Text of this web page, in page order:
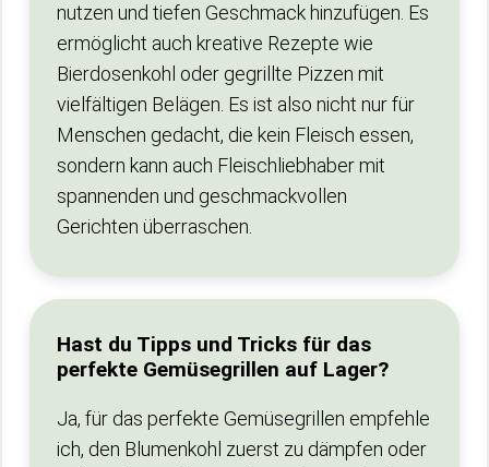
nutzen und tiefen Geschmack hinzufügen. Es
ermöglicht auch kreative Rezepte wie
Bierdosenkohl oder gegrillte Pizzen mit
vielfältigen Belägen. Es ist also nicht nur für
Menschen gedacht, die kein Fleisch essen,
sondern kann auch Fleischliebhaber mit
spannenden und geschmackvollen
Gerichten überraschen.
Hast du Tipps und Tricks für das
perfekte Gemüsegrillen auf Lager?
Ja, für das perfekte Gemüsegrillen empfehle
ich, den Blumenkohl zuerst zu dämpfen oder